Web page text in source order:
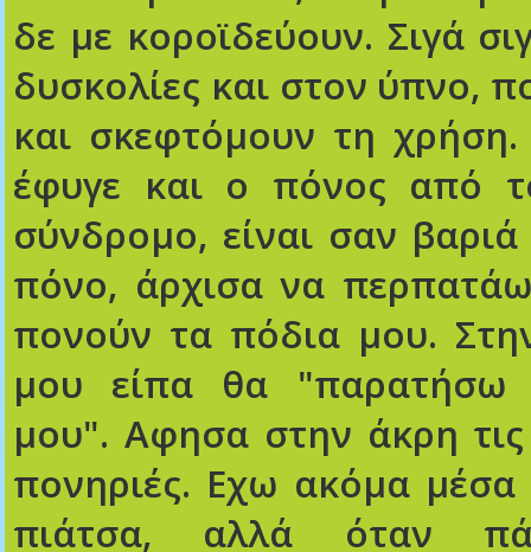
δε με κοροϊδεύουν. Σιγά
δυσκολίες και στον ύπνο,
και σκεφτόμουν τη
έφυγε και ο πόνος από
σύνδρομο, είναι σαν
πόνο, άρχισα να
πονούν τα πόδια μου.
μου είπα θα "παρατήσω
μου". Αφησα στην άκρη τις
πονηριές. Εχω ακόμα
πιάτσα, αλλά όταν